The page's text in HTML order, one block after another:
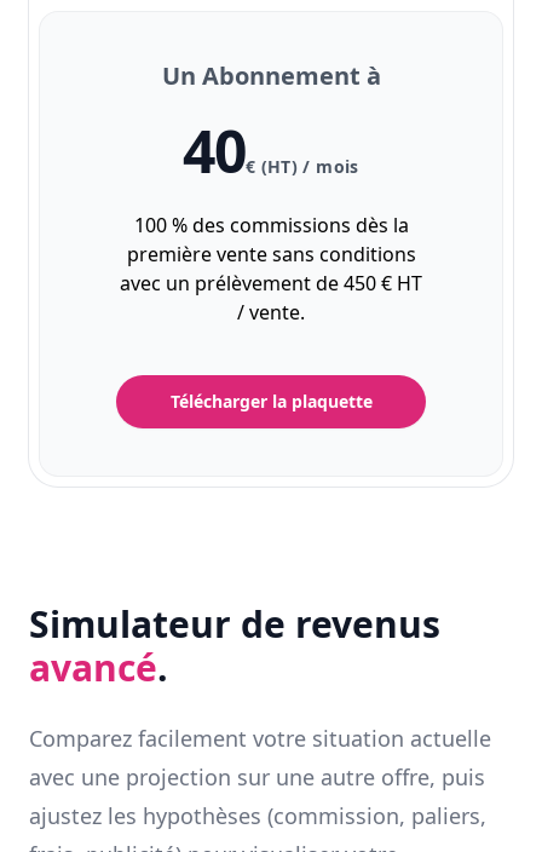
Un Abonnement à
40€ (HT) / mois
100 % des commissions dès la
première vente sans conditions
avec un prélèvement de 450 € HT
/ vente.
Télécharger la plaquette
Simulateur de revenus
avancé.
Comparez facilement votre situation actuelle
avec une projection sur une autre offre, puis
ajustez les hypothèses (commission, paliers,